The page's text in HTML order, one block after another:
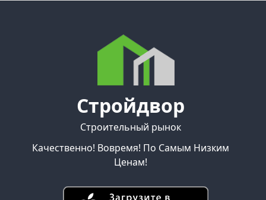
Стройдвор
Строительный рынок
Качественно! Вовремя! По Самым Низким
Ценам!